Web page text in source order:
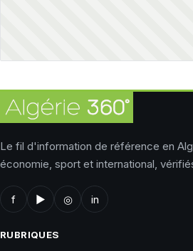
Le fil d'information de référence en
économie, sport et international,
f ▶ ◎ in
RUBRIQUES